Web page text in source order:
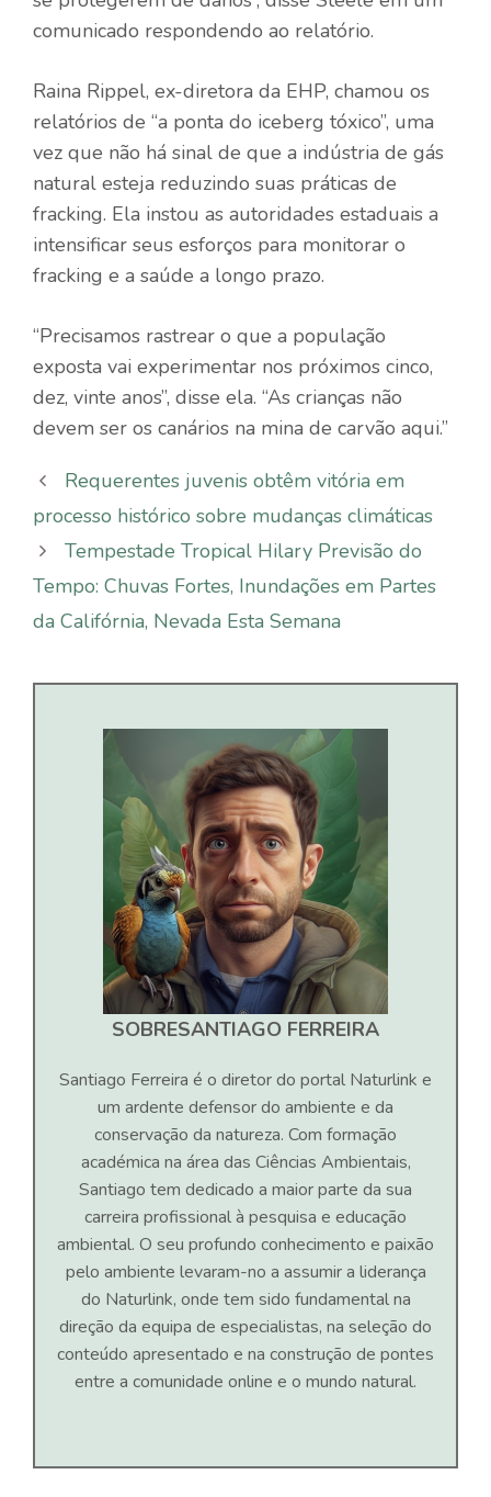
comunicado respondendo ao relatório.
Raina Rippel, ex-diretora da EHP, chamou os
relatórios de “a ponta do iceberg tóxico”, uma
vez que não há sinal de que a indústria de gás
natural esteja reduzindo suas práticas de
fracking. Ela instou as autoridades estaduais a
intensificar seus esforços para monitorar o
fracking e a saúde a longo prazo.
“Precisamos rastrear o que a população
exposta vai experimentar nos próximos cinco,
dez, vinte anos”, disse ela. “As crianças não
devem ser os canários na mina de carvão aqui.”
Requerentes juvenis obtêm vitória em
processo histórico sobre mudanças climáticas
Tempestade Tropical Hilary Previsão do
Tempo: Chuvas Fortes, Inundações em Partes
da Califórnia, Nevada Esta Semana
SOBRESANTIAGO FERREIRA
Santiago Ferreira é o diretor do portal Naturlink e
um ardente defensor do ambiente e da
conservação da natureza. Com formação
académica na área das Ciências Ambientais,
Santiago tem dedicado a maior parte da sua
carreira profissional à pesquisa e educação
ambiental. O seu profundo conhecimento e paixão
pelo ambiente levaram-no a assumir a liderança
do Naturlink, onde tem sido fundamental na
direção da equipa de especialistas, na seleção do
conteúdo apresentado e na construção de pontes
entre a comunidade online e o mundo natural.